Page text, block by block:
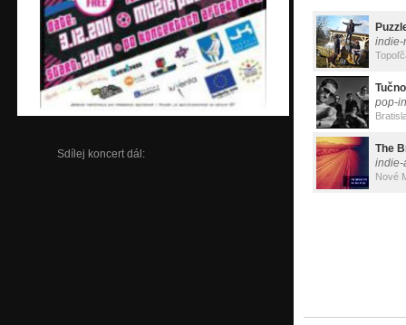
Sdílej koncert dál:
indie-
pop-
The
indie-
Nové